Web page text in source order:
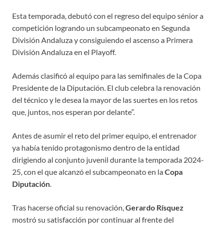
Esta temporada, debutó con el regreso del equipo sénior a
competición logrando un subcampeonato en Segunda
División Andaluza y consiguiendo el ascenso a Primera
División Andaluza en el Playoff.
Además clasificó al equipo para las semifinales de la Copa
Presidente de la Diputación. El club celebra la renovación
del técnico y le desea la mayor de las suertes en los retos
que, juntos, nos esperan por delante”.
Antes de asumir el reto del primer equipo, el entrenador
ya había tenido protagonismo dentro de la entidad
dirigiendo al conjunto juvenil durante la temporada 2024-
25, con el que alcanzó el subcampeonato en laCopa
Diputación.
Tras hacerse oficial su renovación,Gerardo Rísquez
mostró su satisfacción por continuar al frente del